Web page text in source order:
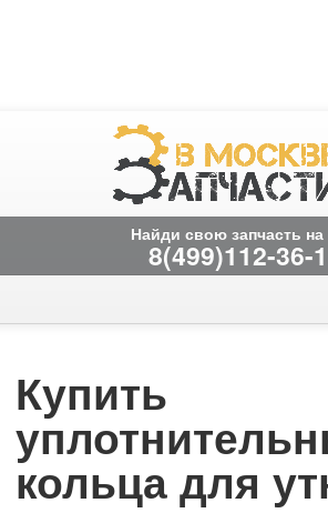
Найди свою запчасть на
8(499)112-36-
Главная страница
Купить
кольца для